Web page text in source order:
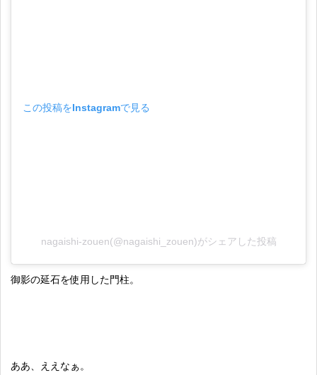
この投稿をInstagramで見る
nagaishi-zouen(@nagaishi_zouen)がシェアした投稿
御影の延石を使用した門柱。
ああ、ええなぁ。